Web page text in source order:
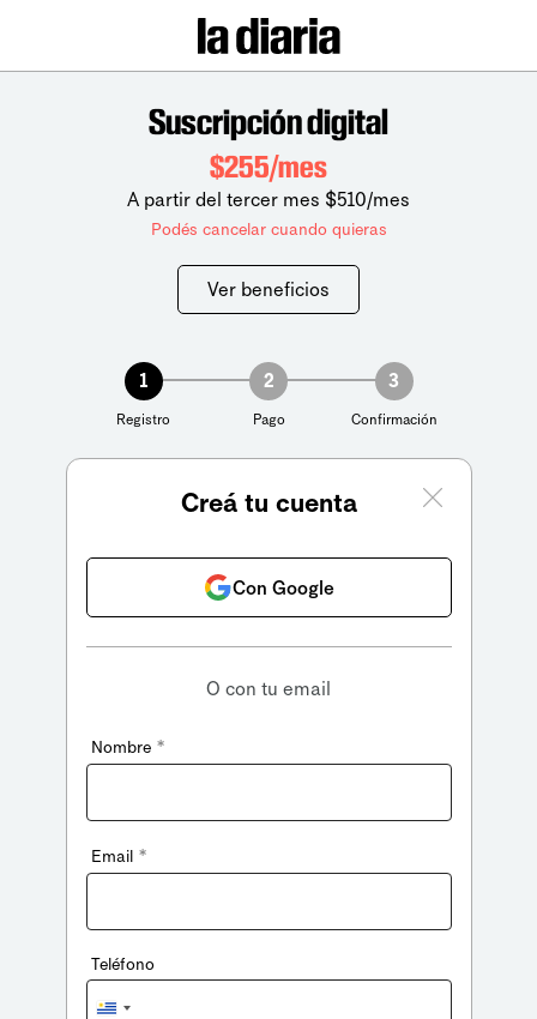
Suscripción digital
$255/mes
A partir del tercer mes $510/mes
Podés cancelar cuando quieras
Ver beneficios
1
Registro
2
Pago
3
Confirmación
Creá tu cuenta
Con Google
O con tu email
Nombre *
Email *
Teléfono
Uruguay